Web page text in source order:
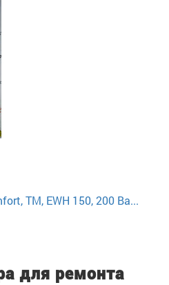
TM, EWH 150, 200 Ba...
для ремонта